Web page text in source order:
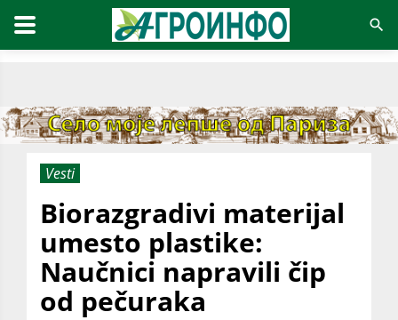
Vesti
Biorazgradivi materijal
umesto plastike:
Naučnici napravili čip
od pečuraka